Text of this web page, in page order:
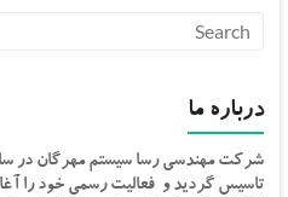
درباره ما
تاسیس گردید و فعالیت رسمی خود را